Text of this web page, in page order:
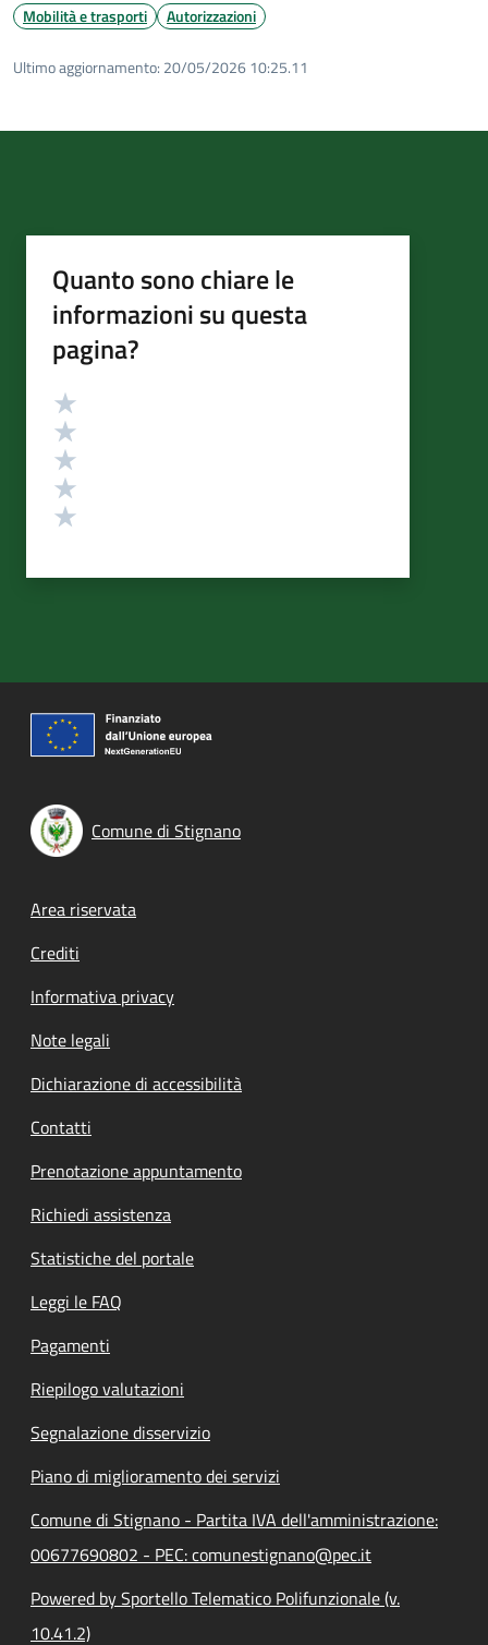
Mobilità e trasporti Autorizzazioni
Ultimo aggiornamento: 20/05/2026 10:25.11
Quanto sono chiare le
informazioni su questa
pagina?
Valutazione
Comune di Stignano
Footer menu
Area riservata
Crediti
Informativa privacy
Note legali
Dichiarazione di accessibilità
Contatti
Prenotazione appuntamento
Richiedi assistenza
Statistiche del portale
Leggi le FAQ
Pagamenti
Riepilogo valutazioni
Segnalazione disservizio
Piano di miglioramento dei servizi
Comune di Stignano - Partita IVA dell'amministrazione:
00677690802 - PEC: comunestignano@pec.it
Powered by Sportello Telematico Polifunzionale (v.
10.41.2)